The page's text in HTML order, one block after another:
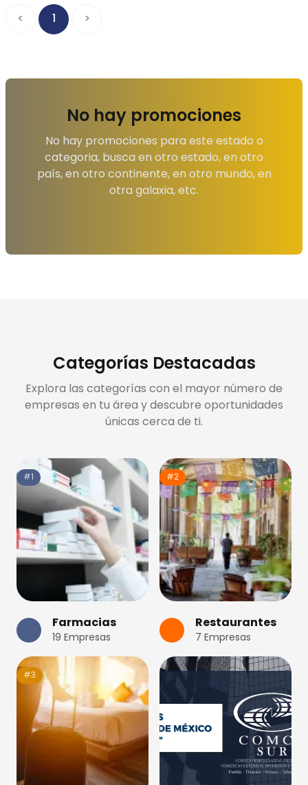
< >
No hay promociones
No hay promociones para este estado o
categoria, busca en otro estado, en otro
país, en otro continente, en otro mundo, en
otra galaxia, etc.
Categorías Destacadas
Explora las categorías con el mayor número de
empresas en tu área y descubre oportunidades
únicas cerca de ti.
#1
Farmacias
19 Empresas
#2
Restaurantes
7 Empresas
#3